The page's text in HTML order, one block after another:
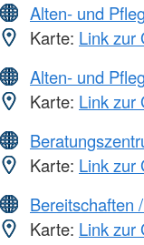
Alten- und
Karte: Link zur
Alten- und
Karte: Link zur
Karte: Link zur
Bereitschaften
Karte: Link zur